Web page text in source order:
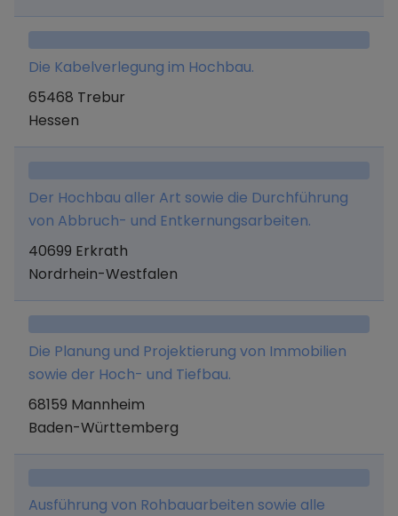
genutzt werden, als Generalunternehmer
herzustellen, zu vertreiben und zu verkaufen.
Die Kabelverlegung im Hochbau.
65468 Trebur
Hessen
Der Hochbau aller Art sowie die Durchführung
von Abbruch- und Entkernungsarbeiten.
40699 Erkrath
Nordrhein-Westfalen
Die Planung und Projektierung von Immobilien
sowie der Hoch- und Tiefbau.
68159 Mannheim
Baden-Württemberg
Ausführung von Rohbauarbeiten sowie alle